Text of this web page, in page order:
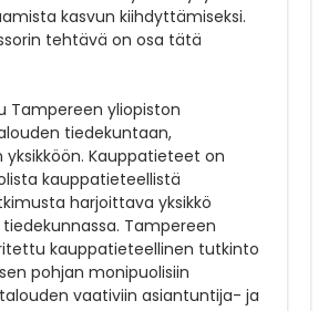
kasvun kiihdyttämiseksi.
tehtävä on osa tätä
Tampereen yliopiston
tiedekuntaan,
Kauppatieteet on
kauppatieteellistä
harjoittava yksikkö
Tampereen
kauppatieteellinen tutkinto
pohjan monipuolisiin
vaativiin asiantuntija- ja